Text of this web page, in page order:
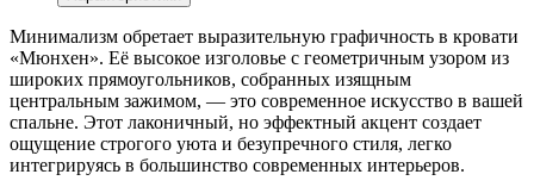
Минимализм обретает выразительную графичность в кровати
«Мюнхен». Её высокое изголовье с геометричным узором из
широких прямоугольников, собранных изящным
центральным зажимом, — это современное искусство в вашей
спальне. Этот лаконичный, но эффектный акцент создает
ощущение строгого уюта и безупречного стиля, легко
интегрируясь в большинство современных интерьеров.